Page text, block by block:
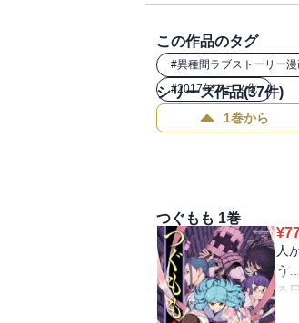
この作品のタグ
#異種間ラブストーリー
#2017年アニメ化
シリーズ作品(37件)
1巻から
つぐもも 1巻
¥
人
う
る
の